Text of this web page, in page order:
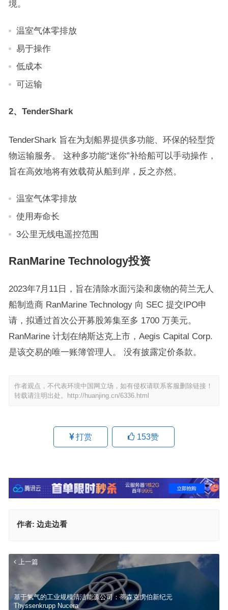
境。
温室气体零排放
易于操作
低成本
可运输
2、TenderShark
TenderShark 旨在为划船界提供多功能、环保的轻型货
物运输服务。 这种多功能“迷你”补给船可以手动操作，
旨在高效地将有效载荷从船到岸，反之亦然。
温室气体零排放
使用寿命长
3公里无线电遥控范围
RanMarine Technology投资
2023年7月11日，旨在清除水面污染和废物的荷兰无人
船制造商 RanMarine Technology 向 SEC 提交IPO申
请，拟通过首次公开募股筹集至多 1700 万美元。
RanMarine 计划在纳斯达克上市，Aegis Capital Corp.
是该交易的唯一账簿管理人。 没有披露定价条款。
作者观点，不代表环境中国网立场，如有侵权请联系客服删除链接！
转载请注明出处。
http://huanjing.cn/6336.html
打赏 153赞
作者: 边走边看
上一篇
基于氢气的工业规模清洁能源公司：蒂森克虏伯新纪元
Thyssenkrupp Nucera